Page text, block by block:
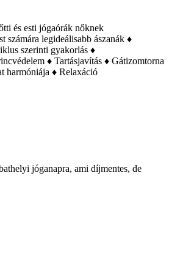
és esti jógaórák nőknek
számára legideálisabb ászanák ♦
szerinti gyakorlás ♦
♦ Tartásjavítás ♦ Gátizomtorna
harmóniája ♦ Relaxáció
jóganapra, ami díjmentes, de